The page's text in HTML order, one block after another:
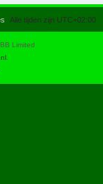
Alle tijden zijn UTC+02:00
Limited
.